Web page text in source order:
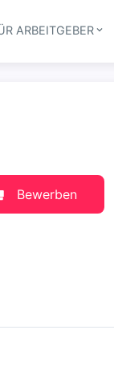
ARBEITGEBER
Bewerben